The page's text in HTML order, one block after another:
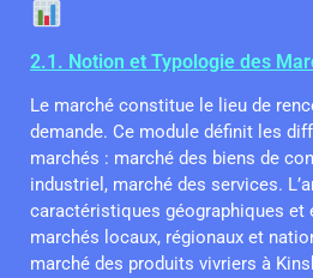
2.1. Notion et Typologie des
Le marché constitue le lieu de
demande. Ce module définit les
marchés : marché des biens de
industriel, marché des services.
caractéristiques géographiques et
marchés locaux, régionaux et
marché des produits vivriers à